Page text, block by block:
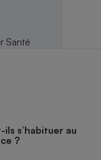
s’habituer au
?